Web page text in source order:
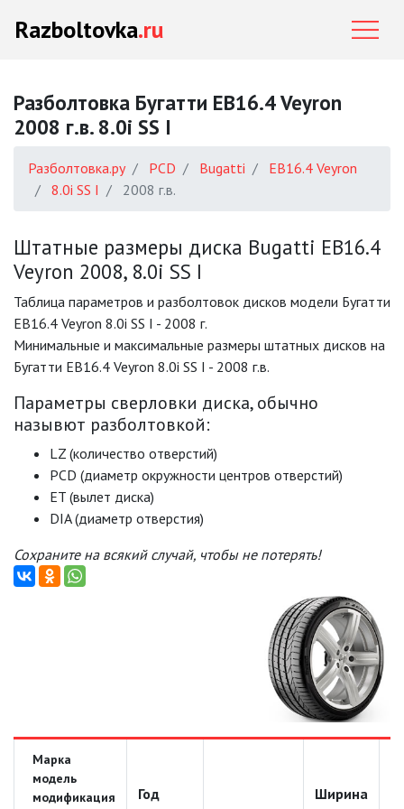
Razboltovka.ru
Разболтовка Бугатти EB16.4 Veyron
2008 г.в. 8.0i SS I
Разболтовка.ру PCD Bugatti
EB16.4 Veyron
8.0i SS I
2008 г.в.
Штатные размеры диска Bugatti EB16.4
Veyron 2008, 8.0i SS I
Таблица параметров и разболтовок дисков модели Бугатти
EB16.4 Veyron 8.0i SS I - 2008 г.
Минимальные и максимальные размеры штатных дисков на
Бугатти EB16.4 Veyron 8.0i SS I - 2008 г.в.
Параметры сверловки диска, обычно
назывют разболтовкой:
LZ (количество отверстий)
PCD (диаметр окружности центров отверстий)
ET (вылет диска)
DIA (диаметр отверстия)
Сохраните на всякий случай, чтобы не потерять!
Марка
модель
модификация
Год
Ширина